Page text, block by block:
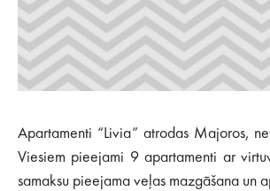
Apartamenti “Livia” atrodas Majoros,
Viesiem pieejami 9 apartamenti ar
samaksu pieejama veļas mazgāšana un